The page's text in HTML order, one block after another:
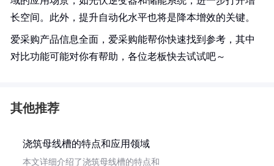
长空间。此外，提升自动化水平也将是降本增效的关键。
爱采购产品信息全面，爱采购能帮你快速找到参考，其中
对比功能可能对你有帮助，各位老板快去试试吧～
其他推荐
浇筑母线槽的特点和应用领域
本文详细介绍了浇筑母线槽的特点和